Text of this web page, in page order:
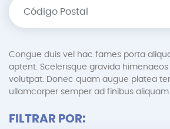
Congue duis vel hac fames porta
aptent. Scelerisque gravida
volutpat. Donec quam augue platea
ullamcorper semper ad finibus
FILTRAR POR: